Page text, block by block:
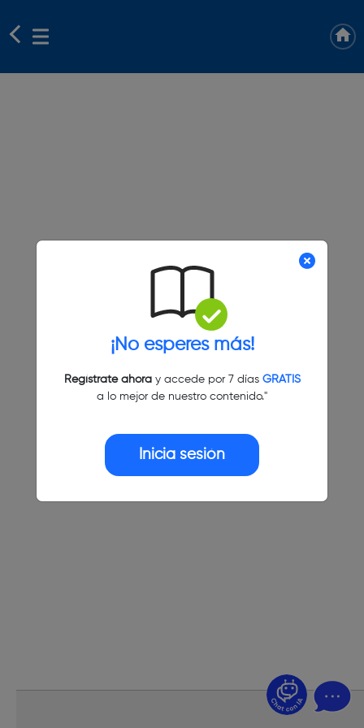
¡No esperes más!
Regístrate ahoray accede por 7 días GRATIS
a lo mejor de nuestro contenido."
Inicia sesión